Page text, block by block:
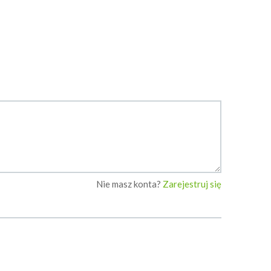
Nie masz konta? Zarejestruj się